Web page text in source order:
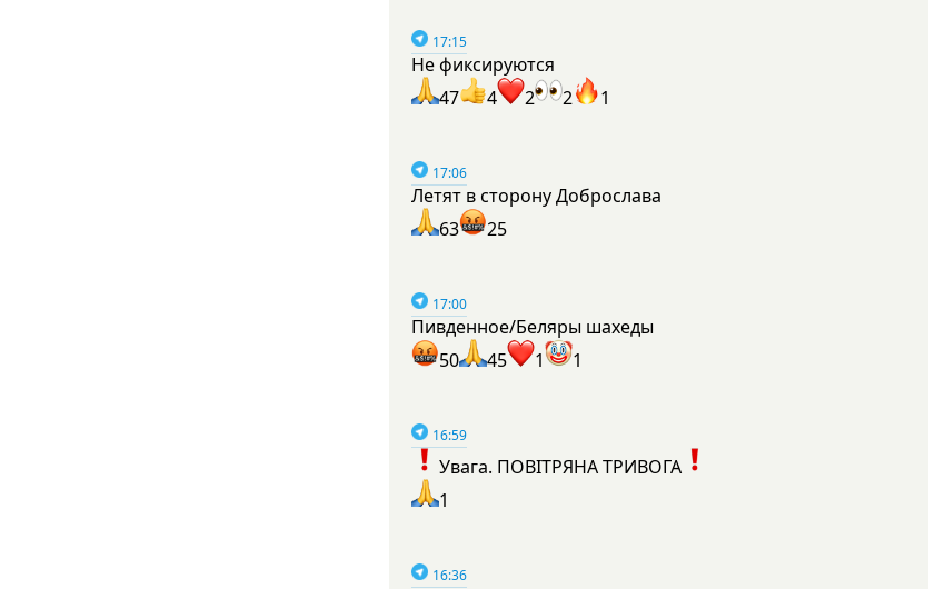
17:15
Не фиксируются
47
4 2 2 1
17:06
Летят в сторону Доброслава
63
25
17:00
Пивденное/Беляры шахеды
50
45 1 1
16:59
Увага. ПОВІТРЯНА ТРИВОГА
1
16:36